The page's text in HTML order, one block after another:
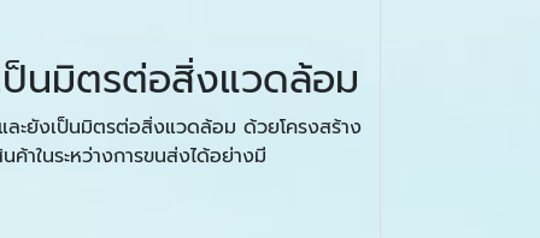
นมิตรต่อสิ่งแวดล้อม
ะยังเป็นมิตรต่อสิ่งแวดล้อม ด้วยโครงสร้าง
าในระหว่างการขนส่งได้อย่างมี